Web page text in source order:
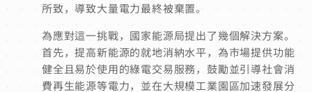
所致，導致大量電力最終被棄置。
為應對這一挑戰，國家能源局提出了幾個解決方案。
首先，提高新能源的就地消納水平，為市場提供功能
健全且易於使用的綠電交易服務，鼓勵並引導社會消
費再生能源等電力，並在大規模工業園區加速發展分